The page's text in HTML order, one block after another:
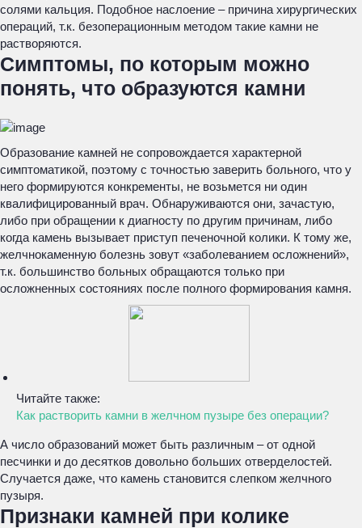
солями кальция. Подобное наслоение – причина хирургических
операций, т.к. безоперационным методом такие камни не
растворяются.
Симптомы, по которым можно
понять, что образуются камни
Образование камней не сопровождается характерной
симптоматикой, поэтому с точностью заверить больного, что у
него формируются конкременты, не возьмется ни один
квалифицированный врач. Обнаруживаются они, зачастую,
либо при обращении к диагносту по другим причинам, либо
когда камень вызывает приступ печеночной колики. К тому же,
желчнокаменную болезнь зовут «заболеванием осложнений»,
т.к. большинство больных обращаются только при
осложненных состояниях после полного формирования камня.
Читайте также:
Как растворить камни в желчном пузыре без операции?
А число образований может быть различным – от одной
песчинки и до десятков довольно больших отверделостей.
Случается даже, что камень становится слепком желчного
пузыря.
Признаки камней при колике